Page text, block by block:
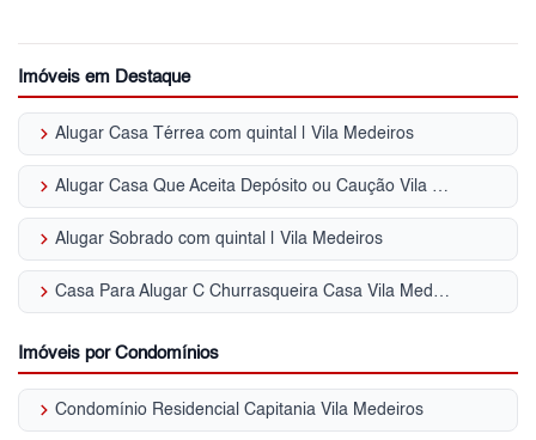
Imóveis em Destaque
keyboard_arrow_right Alugar Casa Térrea com quintal | Vila Medeiros
keyboard_arrow_right Alugar Casa Que Aceita Depósito ou Caução Vila Medeiros - SP
keyboard_arrow_right Alugar Sobrado com quintal | Vila Medeiros
keyboard_arrow_right Casa Para Alugar C Churrasqueira Casa Vila Medeiros - SP
Imóveis por Condomínios
keyboard_arrow_right Condomínio Residencial Capitania Vila Medeiros